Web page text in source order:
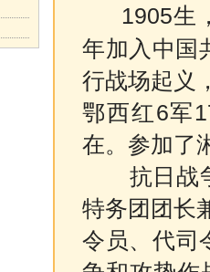
1905生
年加入中国
行战场起义
鄂西红6军
在。参加了
抗日战争
特务团团长
令员、代司